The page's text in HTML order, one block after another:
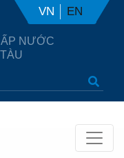
NƯỚC
VN EN